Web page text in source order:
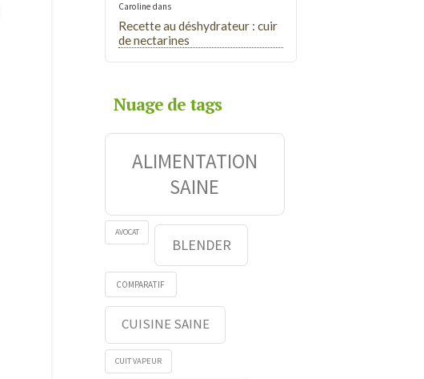
Caroline dans
Recette au déshydrateur : cuir
de nectarines
Nuage de tags
ALIMENTATION
SAINE
AVOCAT
BLENDER
COMPARATIF
CUISINE SAINE
CUIT VAPEUR